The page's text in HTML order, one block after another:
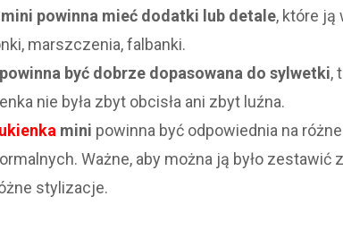
powinna mieć dodatki lub detale, które ją
marszczenia, falbanki.
być dobrze dopasowana do sylwetki,
nie była zbyt obcisła ani zbyt luźna.
mini powinna być odpowiednia na
Ważne, aby można ją było zestawić
stylizacje.